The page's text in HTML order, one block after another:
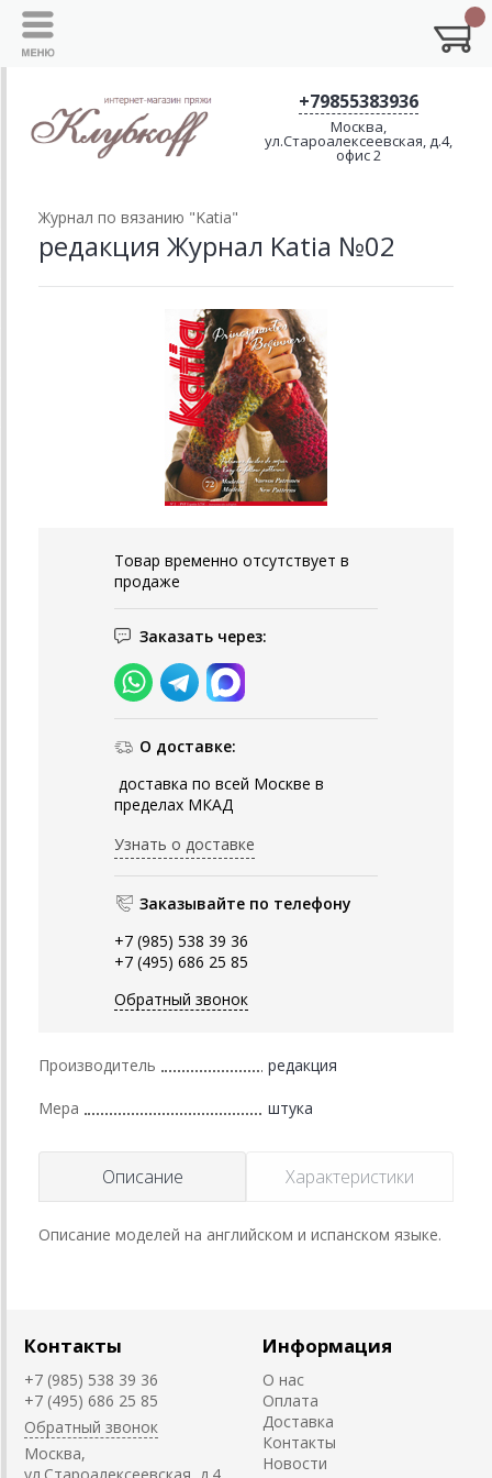
+79855383936
Москва,
ул.Староалексеевская, д.4,
офис 2
Журнал по вязанию "Katia"
редакция Журнал Katia №02
Товар временно отсутствует в
продаже
Заказать через:
О доставке:
доставка по всей Москве в
пределах МКАД
Узнать о доставке
Заказывайте по телефону
+7 (985) 538 39 36
+7 (495) 686 25 85
Обратный звонок
Производитель редакция
Мера штука
Описание Характеристики
Описание моделей на английском и испанском языке.
Контакты
+7 (985) 538 39 36
+7 (495) 686 25 85
Обратный звонок
Москва,
Информация
О нас
Оплата
Доставка
Контакты
Новости